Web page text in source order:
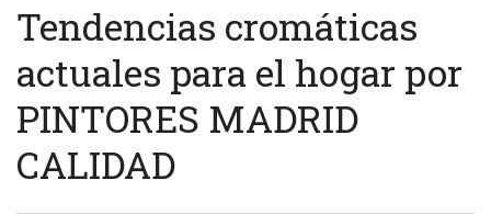
Tendencias cromáticas
actuales para el hogar por
PINTORES MADRID
CALIDAD